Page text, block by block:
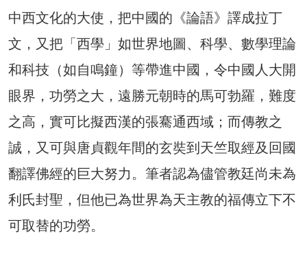
中西文化的大使，把中國的《論語》譯成拉丁
文，又把「西學」如世界地圖、科學、數學理論
和科技（如自鳴鐘）等帶進中國，令中國人大開
眼界，功勞之大，遠勝元朝時的馬可勃羅，難度
之高，實可比擬西漢的張騫通西域；而傳教之
誠，又可與唐貞觀年間的玄奘到天竺取經及回國
翻譯佛經的巨大努力。筆者認為儘管教廷尚未為
利氏封聖，但他已為世界為天主教的福傳立下不
可取替的功勞。